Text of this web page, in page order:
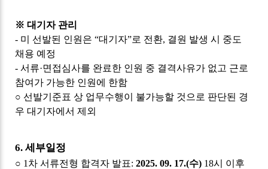
※대기자 관리
- 미 선발된 인원은“대기자”로 전환, 결원 발생 시 중도
채용 예정
-서류·면접심사를 완료한 인원 중 결격사유가 없고 근로
참여가 가능한 인원에 한함
○ 선발기준표 상 업무수행이 불가능할 것으로 판단된 경
우 대기자에서 제외
6.세부일정
○ 1 차 서류전형 합격자 발표:2025. 09. 17.(수) 18시 이후